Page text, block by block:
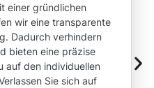
einer gründlichen
wir eine transparente
Dadurch verhindern
bieten eine präzise
auf den individuellen
Sie sich auf